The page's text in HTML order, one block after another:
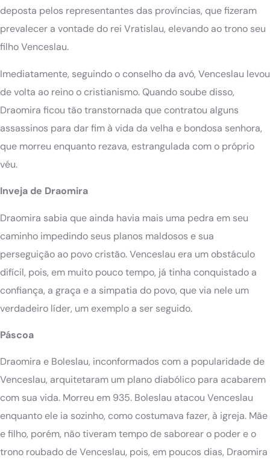
deposta pelos representantes das províncias, que fizeram
prevalecer a vontade do rei Vratislau, elevando ao trono seu
filho Venceslau.
Imediatamente, seguindo o conselho da avó, Venceslau levou
de volta ao reino o cristianismo. Quando soube disso,
Draomira ficou tão transtornada que contratou alguns
assassinos para dar fim à vida da velha e bondosa senhora,
que morreu enquanto rezava, estrangulada com o próprio
véu.
Inveja de Draomira
Draomira sabia que ainda havia mais uma pedra em seu
caminho impedindo seus planos maldosos e sua
perseguição ao povo cristão. Venceslau era um obstáculo
difícil, pois, em muito pouco tempo, já tinha conquistado a
confiança, a graça e a simpatia do povo, que via nele um
verdadeiro líder, um exemplo a ser seguido.
Páscoa
Draomira e Boleslau, inconformados com a popularidade de
Venceslau, arquitetaram um plano diabólico para acabarem
com sua vida. Morreu em 935. Boleslau atacou Venceslau
enquanto ele ia sozinho, como costumava fazer, à igreja. Mãe
e filho, porém, não tiveram tempo de saborear o poder e o
trono roubado de Venceslau, pois, em poucos dias, Draomira